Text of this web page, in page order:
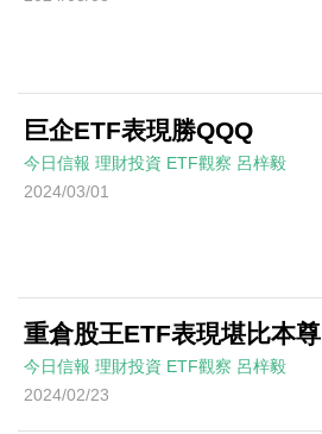
巨企ETF表現勝QQQ
今日信報 理財投資 ETF觀察 呂梓毅
2024/03/01
重倉股王ETF表現堪比本尊
今日信報 理財投資 ETF觀察 呂梓毅
2024/02/23